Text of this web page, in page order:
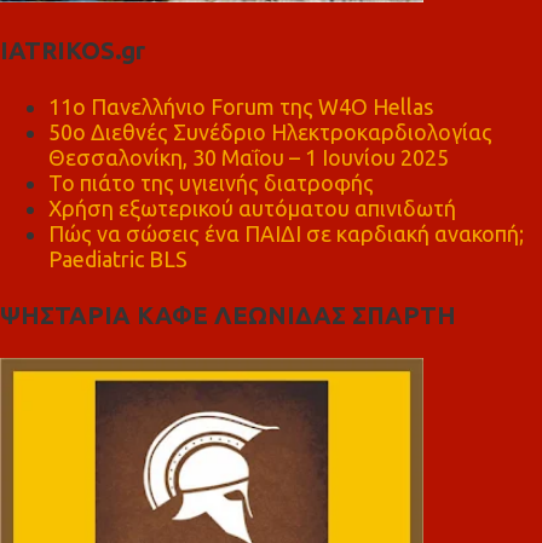
IATRIKOS.gr
11ο Πανελλήνιο Forum της W4O Hellas
50ο Διεθνές Συνέδριο Ηλεκτροκαρδιολογίας
Θεσσαλονίκη, 30 Μαΐου – 1 Ιουνίου 2025
Το πιάτο της υγιεινής διατροφής
Χρήση εξωτερικού αυτόματου απινιδωτή
Πώς να σώσεις ένα ΠΑΙΔΙ σε καρδιακή ανακοπή;
Paediatric BLS
ΨΗΣΤΑΡΙΑ ΚΑΦΕ ΛΕΩΝΙΔΑΣ ΣΠΑΡΤΗ